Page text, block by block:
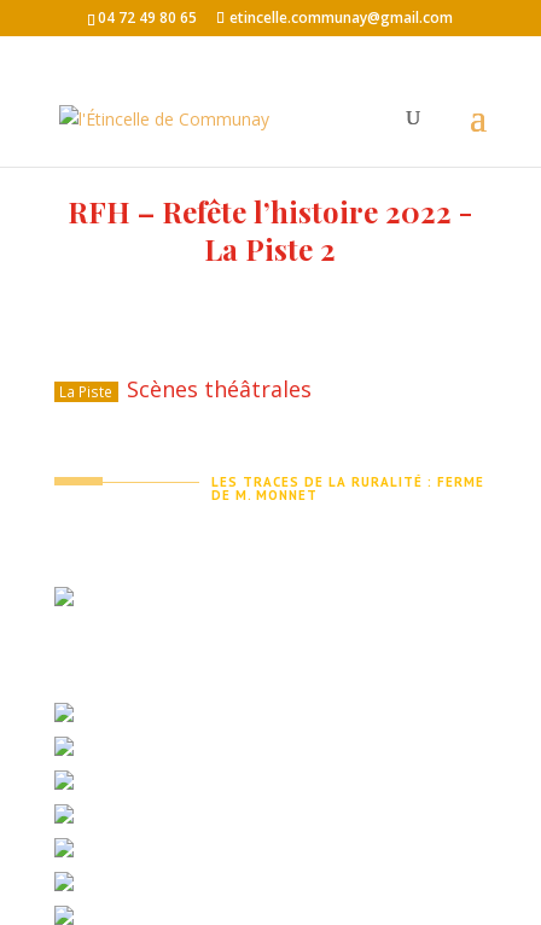
04 72 49 80 65 etincelle.communay@gmail.com
RFH – Refête l’histoire 2022 -
La Piste 2
La Piste Scènes théâtrales
LES TRACES DE LA RURALITÉ : FERME
DE M. MONNET